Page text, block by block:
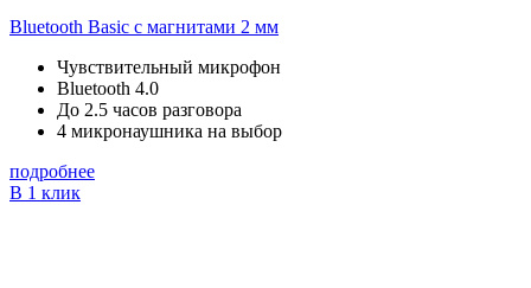
Bluetooth Basic с магнитами 2 мм
Чувствительный микрофон
Bluetooth 4.0
До 2.5 часов разговора
4 микронаушника на выбор
подробнее
В 1 клик